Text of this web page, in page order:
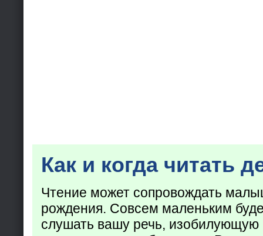
Как и когда читать
Чтение может сопровождать
рождения. Совсем маленьким
слушать вашу речь,